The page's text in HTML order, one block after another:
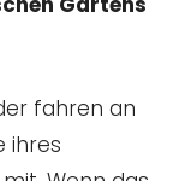
fahren an
ihres